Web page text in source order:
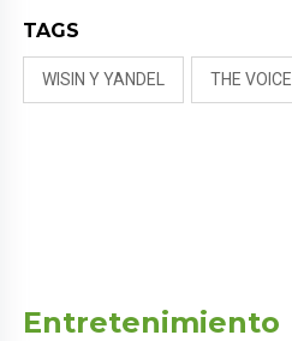
TAGS
WISIN Y YANDEL THE VOICE
Entretenimiento